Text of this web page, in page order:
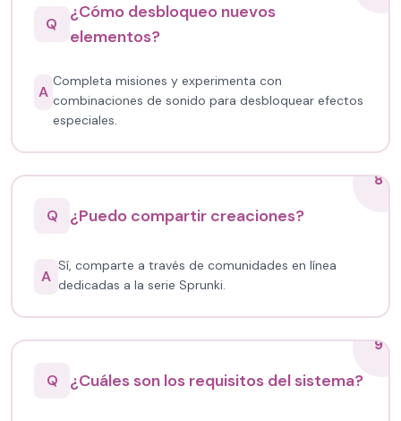
Q
¿Cómo desbloqueo nuevos
elementos?
A
Completa misiones y experimenta con
combinaciones de sonido para desbloquear efectos
especiales.
8
Q
¿Puedo compartir creaciones?
A
Sí, comparte a través de comunidades en línea
dedicadas a la serie Sprunki.
9
Q
¿Cuáles son los requisitos del sistema?